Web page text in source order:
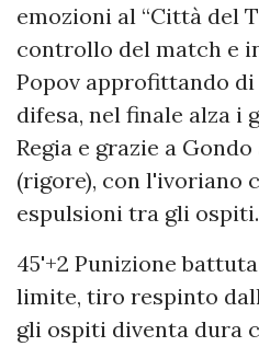
emozioni al “Città del
controllo del match e
Popov approfittando
difesa, nel finale alza i
Regia e grazie a
(rigore), con l'ivoriano
espulsioni tra gli ospiti.
45'+2 Punizione
limite, tiro respinto
gli ospiti diventa dura